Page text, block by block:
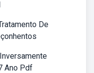
De
Ano Pdf